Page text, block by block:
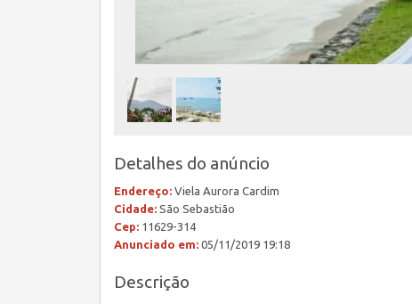
Detalhes do anúncio
Endereço: Viela Aurora Cardim
Cidade: São Sebastião
Cep: 11629-314
Anunciado em: 05/11/2019 19:18
Descrição